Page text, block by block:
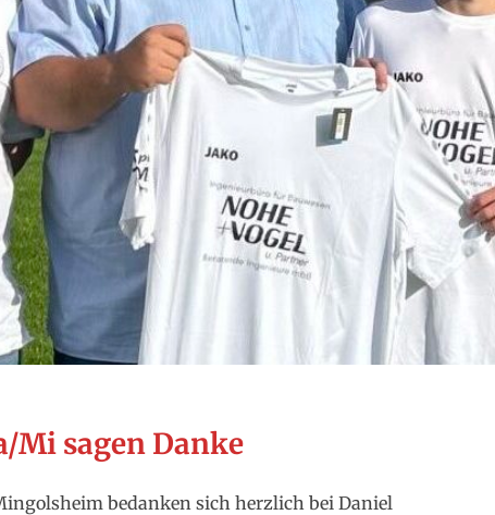
Mi sagen Danke
bedanken sich herzlich bei Daniel